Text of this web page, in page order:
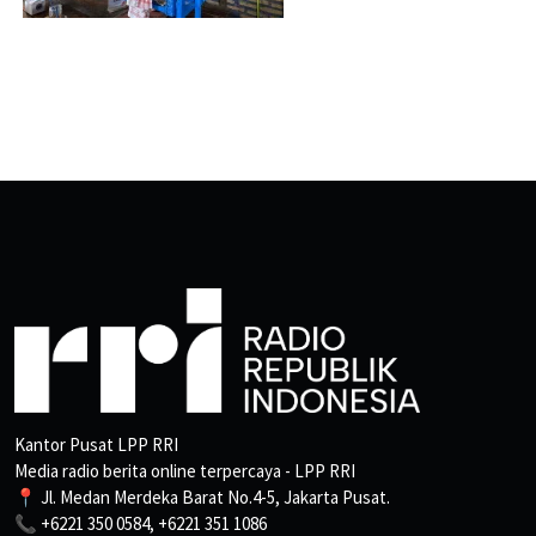
Kantor Pusat LPP RRI
Media radio berita online terpercaya - LPP RRI
📍 Jl. Medan Merdeka Barat No.4-5, Jakarta Pusat.
📞 +6221 350 0584, +6221 351 1086